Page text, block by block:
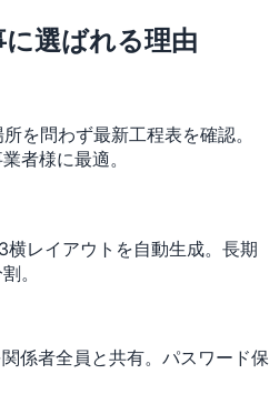
に選ばれる理由
を問わず最新工程表を確認。
者様に最適。
レイアウトを自動生成。長期
。
係者全員と共有。パスワード保